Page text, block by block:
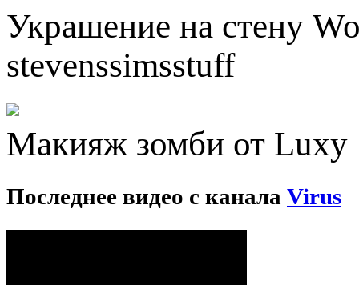
Украшение на стену
stevenssimsstuff
Макияж зомби от Luxy
Последнее видео с канала Virus